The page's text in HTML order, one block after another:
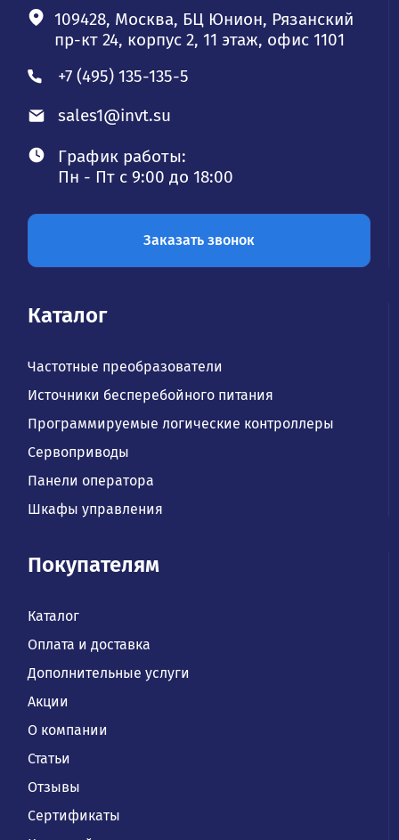
109428, Москва, БЦ Юнион, Рязанский
пр-кт 24, корпус 2, 11 этаж, офис 1101
+7 (495) 135-135-5
sales1@invt.su
График работы:
Пн - Пт с 9:00 до 18:00
Заказать звонок
Каталог
Частотные преобразователи
Источники бесперебойного питания
Программируемые логические контроллеры
Сервоприводы
Панели оператора
Шкафы управления
Покупателям
Каталог
Оплата и доставка
Дополнительные услуги
Акции
О компании
Статьи
Отзывы
Сертификаты